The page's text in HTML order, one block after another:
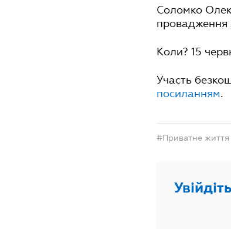
Соломко
провадження
Коли? 15
Участь
посиланням.
#Приватне життя
Увійдіть